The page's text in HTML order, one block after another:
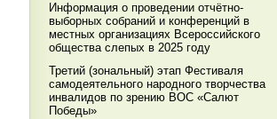
Информация о проведении отчётно-
выборных собраний и конференций в
местных организациях Всероссийского
общества слепых в 2025 году
Третий (зональный) этап Фестиваля
самодеятельного народного творчества
инвалидов по зрению ВОС «Салют
Победы»